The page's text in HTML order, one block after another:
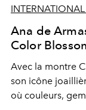
Ana de
Color
Avec la montre
son icône
où couleurs,